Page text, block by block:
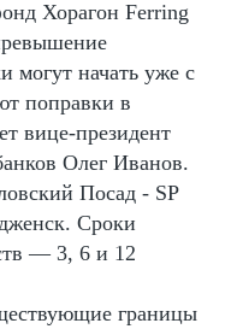
Хорагон Ferring
могут начать уже с
поправки в
вице-президент
Олег Иванов.
Посад - SP
Сроки
— 3, 6 и 12
границы